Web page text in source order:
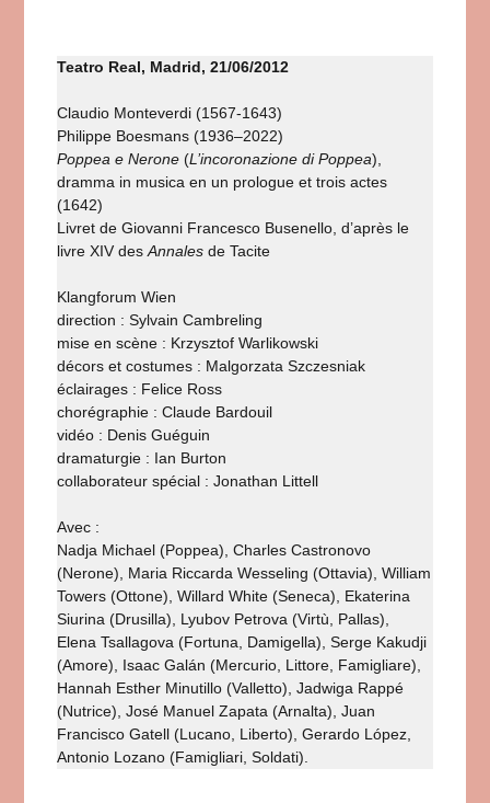
Teatro Real, Madrid, 21/06/2012
Claudio Monteverdi (1567-1643)
Philippe Boesmans (1936–2022)
Poppea e Nerone (L’incoronazione di Poppea),
dramma in musica en un prologue et trois actes
(1642)
Livret de Giovanni Francesco Busenello, d’après le
livre XIV desAnnales de Tacite
Klangforum Wien
direction : Sylvain Cambreling
mise en scène : Krzysztof Warlikowski
décors et costumes : Malgorzata Szczesniak
éclairages : Felice Ross
chorégraphie : Claude Bardouil
vidéo : Denis Guéguin
dramaturgie : Ian Burton
collaborateur spécial : Jonathan Littell
Avec :
Nadja Michael (Poppea), Charles Castronovo
(Nerone), Maria Riccarda Wesseling (Ottavia), William
Towers (Ottone), Willard White (Seneca), Ekaterina
Siurina (Drusilla), Lyubov Petrova (Virtù, Pallas),
Elena Tsallagova (Fortuna, Damigella), Serge Kakudji
(Amore), Isaac Galán (Mercurio, Littore, Famigliare),
Hannah Esther Minutillo (Valletto), Jadwiga Rappé
(Nutrice), José Manuel Zapata (Arnalta), Juan
Francisco Gatell (Lucano, Liberto), Gerardo López,
Antonio Lozano (Famigliari, Soldati).